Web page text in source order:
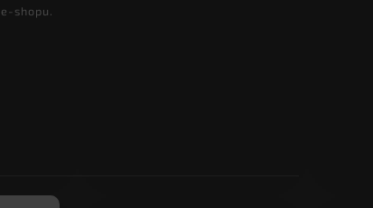
shopu.